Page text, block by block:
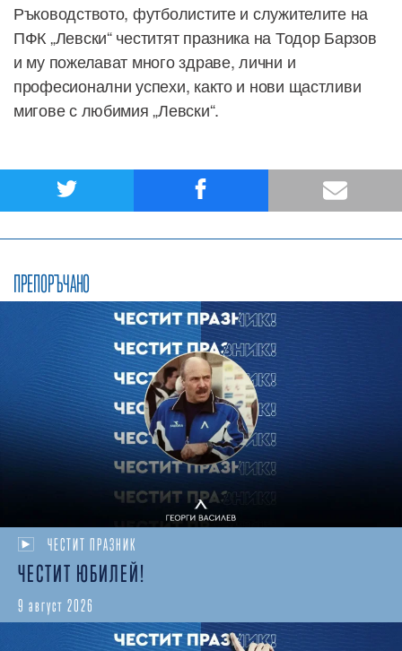
Ръководството, футболистите и служителите на
ПФК „Левски“ честитят празника на Тодор Барзов
и му пожелават много здраве, лични и
професионални успехи, както и нови щастливи
мигове с любимия „Левски“.
ПРЕПОРЪЧАНО
ЧЕСТИТ ПРАЗНИК
ЧЕСТИТ ЮБИЛЕЙ!
9 август 2026